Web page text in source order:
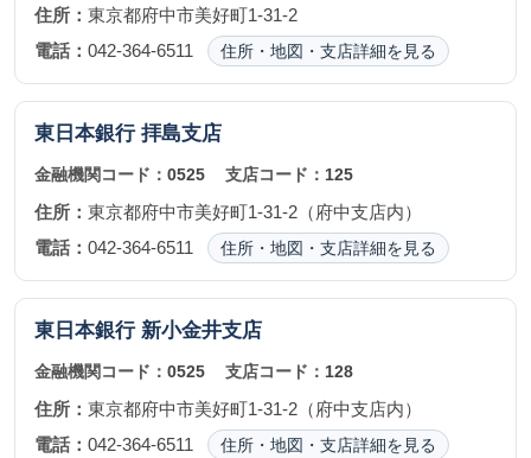
住所： 東京都府中市美好町1-31-2
電話： 042-364-6511 住所・地図・支店詳細を見る
東日本銀行 拝島支店
金融機関コード： 0525 支店コード： 125
住所： 東京都府中市美好町1-31-2（府中支店内）
電話： 042-364-6511 住所・地図・支店詳細を見る
東日本銀行 新小金井支店
金融機関コード： 0525 支店コード： 128
住所： 東京都府中市美好町1-31-2（府中支店内）
電話： 042-364-6511 住所・地図・支店詳細を見る